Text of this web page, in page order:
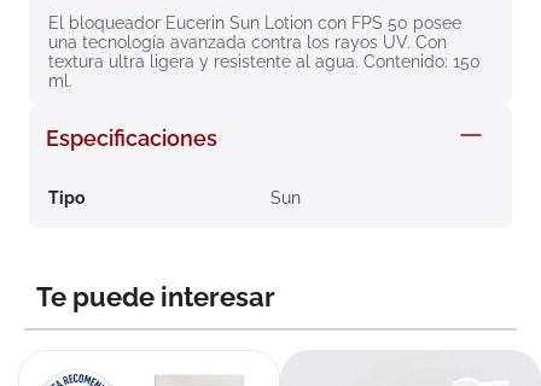
El bloqueador Eucerin Sun Lotion con FPS 50 posee
una tecnología avanzada contra los rayos UV. Con
textura ultra ligera y resistente al agua. Contenido: 150
ml.
Especificaciones
Tipo Sun
Te puede interesar
8 roche posay
9. nivea